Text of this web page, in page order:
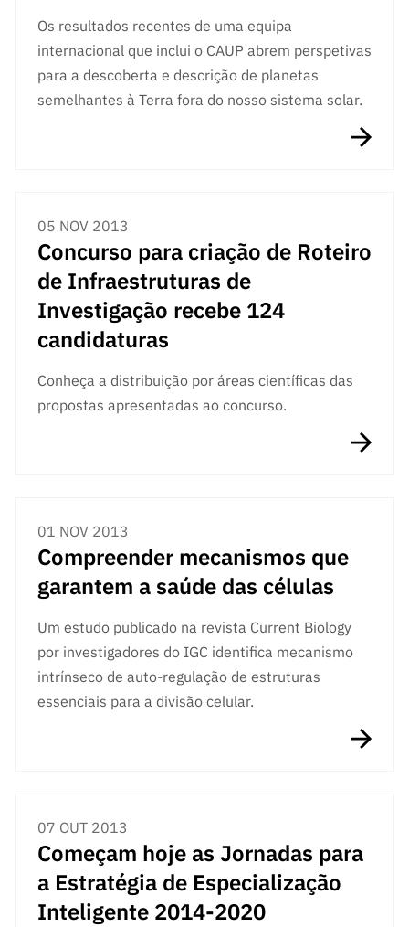
Os resultados recentes de uma equipa
internacional que inclui o CAUP abrem perspetivas
para a descoberta e descrição de planetas
semelhantes à Terra fora do nosso sistema solar.
05 NOV 2013
Concurso para criação de Roteiro
de Infraestruturas de
Investigação recebe 124
candidaturas
Conheça a distribuição por áreas científicas das
propostas apresentadas ao concurso.
01 NOV 2013
Compreender mecanismos que
garantem a saúde das células
Um estudo publicado na revista Current Biology
por investigadores do IGC identifica mecanismo
intrínseco de auto-regulação de estruturas
essenciais para a divisão celular.
07 OUT 2013
Começam hoje as Jornadas para
a Estratégia de Especialização
Inteligente 2014-2020